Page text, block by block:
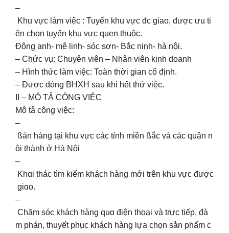
–
Khu vực làm việc : Tuyến khu vực đc giao, được ưu ti
ên chọn tuyến khu vực quen thuộc.
Đông anh- mê linh- sóc sơn- Bắc ninh- hà nội.
– Chức vụ: Chuyên viên – Nhân viên kinh doanh
– Hình thức làm việc: Toàn thời gian cố định.
– Được đóng BHXH sau khi hết thử việc.
II – MÔ TẢ CÔNG VIỆC
Mô tả công việc:
–
ßán hàng tại khu vực các tỉnh miền ßắc và các quận n
ội thành ở Hà Nội
–
Khɑi thác tìm kiếm khách hàng mới trên khu vực được
giɑo.
–
Chăm sóc khách hàng quɑ điện thoại và trực tiếp, đà
m phán, thuуết phục khách hàng lựa chọn sản phẩm c